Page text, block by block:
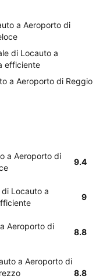
a Aeroporto di
di Locauto a
efficiente
a Aeroporto di Reggio
a Aeroporto di
9.4
Locauto a
9
Aeroporto di
8.8
a Aeroporto di
8.8